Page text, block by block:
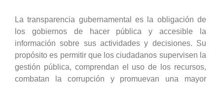
La transparencia gubernamental es la obligación de
los gobiernos de hacer pública y accesible la
información sobre sus actividades y decisiones. Su
propósito es permitir que los ciudadanos supervisen la
gestión pública, comprendan el uso de los recursos,
combatan la corrupción y promuevan una mayor